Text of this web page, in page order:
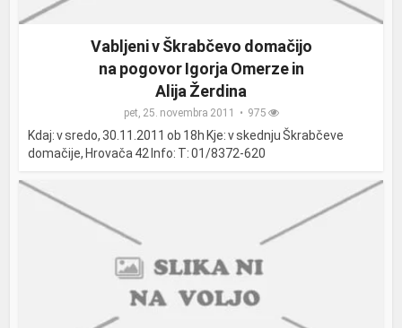
Vabljeni v Škrabčevo domačijo
na pogovor Igorja Omerze in
Alija Žerdina
pet, 25. novembra 2011 975
Kdaj: v sredo, 30.11.2011 ob 18h Kje: v skednju Škrabčeve
domačije, Hrovača 42 Info: T: 01/8372-620